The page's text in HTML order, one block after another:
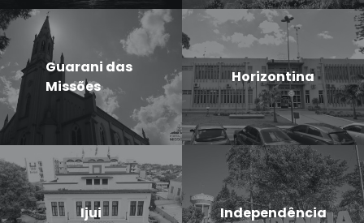
Guarani das
Missões
Horizontina
Ijui Independência